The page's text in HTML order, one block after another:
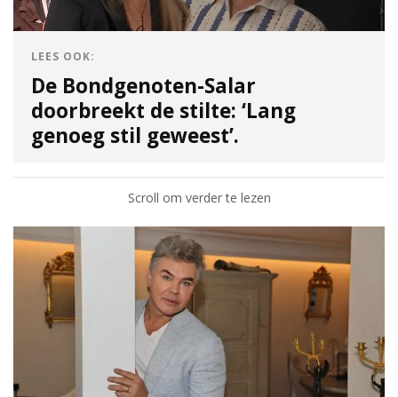
LEES OOK:
De Bondgenoten-Salar
doorbreekt de stilte: ‘Lang
genoeg stil geweest’.
Scroll om verder te lezen